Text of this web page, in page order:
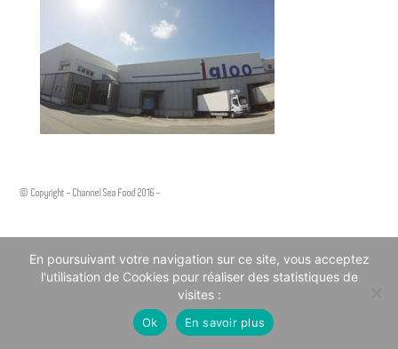
© Copyright - Channel Sea Food 2016 -
En poursuivant votre navigation sur ce site, vous acceptez
l'utilisation de Cookies pour réaliser des statistiques de
visites :
Ok En savoir plus